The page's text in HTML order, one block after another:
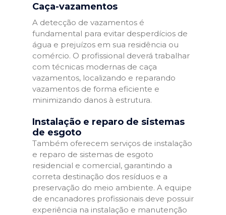
Caça-vazamentos
A detecção de vazamentos é
fundamental para evitar desperdícios de
água e prejuízos em sua residência ou
comércio. O profissional deverá trabalhar
com técnicas modernas de caça
vazamentos, localizando e reparando
vazamentos de forma eficiente e
minimizando danos à estrutura.
Instalação e reparo de sistemas
de esgoto
Também oferecem serviços de instalação
e reparo de sistemas de esgoto
residencial e comercial, garantindo a
correta destinação dos resíduos e a
preservação do meio ambiente. A equipe
de encanadores profissionais deve possuir
experiência na instalação e manutenção